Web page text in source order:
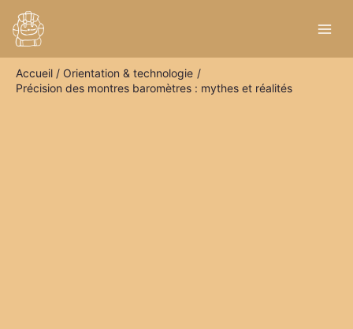
contenu
Accueil
Orientation & technologie
Précision des montres baromètres : mythes et réalités
e
h